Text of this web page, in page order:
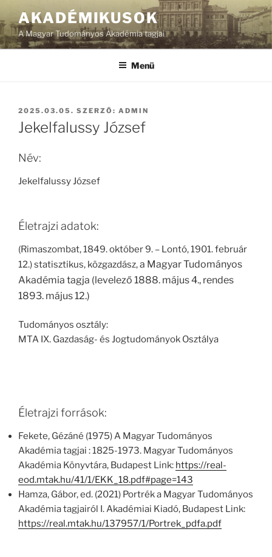
AKADÉMIKUSOK
A Magyar Tudományos Akadémia tagjai
Menü
BEKÜLDVE:
2025.03.05. SZERZŐ: ADMIN
Jekelfalussy József
Név:
Jekelfalussy József
Életrajzi adatok:
(Rimaszombat, 1849. október 9. – Lontó, 1901. február
12.) statisztikus, közgazdász,a Magyar Tudományos
Akadémia tagja (levelező 1888. május 4., rendes
1893. május 12.)
Tudományos osztály:
MTA IX. Gazdaság- és Jogtudományok Osztálya
Életrajzi források:
Fekete, Gézáné (1975) A Magyar Tudományos
Akadémia tagjai : 1825-1973. Magyar Tudományos
Akadémia Könyvtára, Budapest Link: https://real-
eod.mtak.hu/41/1/EKK_18.pdf#page=143
Hamza, Gábor, ed. (2021) Portrék a Magyar Tudományos
Akadémia tagjairól I. Akadémiai Kiadó, Budapest Link:
https://real.mtak.hu/137957/1/Portrek_pdfa.pdf